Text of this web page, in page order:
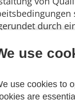
durch
Verlag, 2012
use
use cookies to
are